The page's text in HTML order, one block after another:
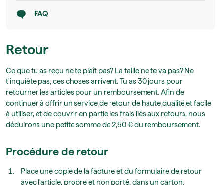
FAQ
Retour
Ce que tu as reçu ne te plaît pas? La taille ne te va pas? Ne
t'inquiète pas, ces choses arrivent. Tu as 30 jours pour
retourner les articles pour un remboursement. Afin de
continuer à offrir un service de retour de haute qualité et facile
à utiliser, et de couvrir en partie les frais liés aux retours, nous
déduirons une petite somme de 2,50 € du remboursement.
Procédure de retour
Place une copie de la facture et du formulaire de retour
avec l'article, propre et non porté, dans un carton.